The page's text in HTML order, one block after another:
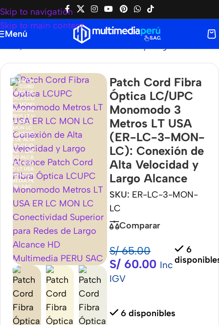
Skip to navigation
Skip to main content
Menú
Conexión de Alta Velocidad y Largo Alcance
Patch Cord Fibra
Óptica LC/UPC
Monomodo 3
Metros LT USA
(ER-LC-3-MON-
LC): Conexión de
Alta Velocidad y
Largo Alcance
SKU: ER-LC-3-MON-
LC
Comparar
S/65.00
S/ 60.00 Inc
IGV
6
6 disponibles